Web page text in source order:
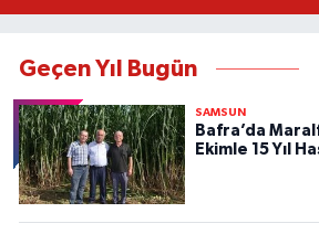
Geçen Yıl Bugün
SAMSUN
Bafra’da
Ekimle 15 Yıl